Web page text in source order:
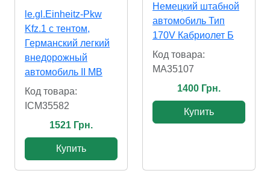
le.gl.Einheitz-Pkw
Kfz.1 с тентом,
Германский легкий
внедорожный
автомобиль ІІ МВ
Код товара:
ICM35582
1521 Грн.
Купить
Немецкий штабной
автомобиль Тип
170V Кабриолет Б
Код товара:
MA35107
1400 Грн.
Купить